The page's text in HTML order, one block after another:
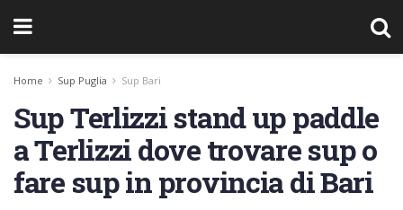
Home Sup Puglia Sup Bari
Sup Terlizzi stand up paddle
a Terlizzi dove trovare sup o
fare sup in provincia di Bari